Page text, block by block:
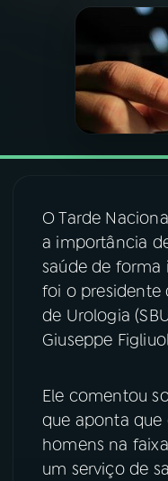
VIDEOCASTS
07ÚLTIMAS
08FESTIVAL DE
ACOMPANHE A RÁDIO
YouTube
TikTok
O Tarde
a importância
saúde de forma
foi o presidente
de Urologia
Giuseppe
Ele comentou
que aponta que
homens na
um serviço de